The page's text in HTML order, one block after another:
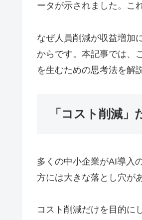
ータが示されました。こ
なぜ人員削減が収益増加
からです。本記事では、
を生むための思考法を解
「コスト削減
多くの中小企業がAI導入
方には大きな落とし穴が
コスト削減だけを目的に